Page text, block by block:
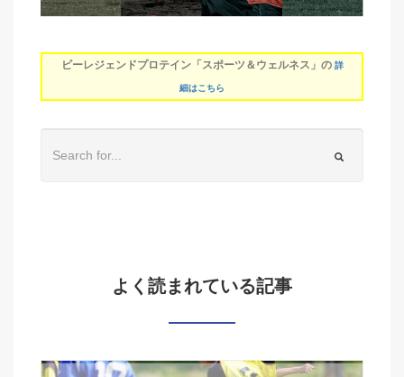
ビーレジェンドプロテイン「スポーツ＆ウェルネス」の 詳
細はこちら
よく読まれている記事